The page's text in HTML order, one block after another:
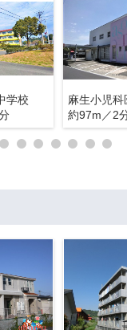
学校
麻生小児科
約97m／2